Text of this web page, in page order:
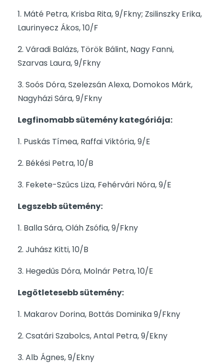
1. Máté Petra, Krisba Rita, 9/Fkny; Zsilinszky Erika,
Laurinyecz Ákos, 10/F
2. Váradi Balázs, Török Bálint, Nagy Fanni,
Szarvas Laura, 9/Fkny
3. Soós Dóra, Szelezsán Alexa, Domokos Márk,
Nagyházi Sára, 9/Fkny
Legfinomabb sütemény kategóriája:
1. Puskás Tímea, Raffai Viktória, 9/E
2. Békési Petra, 10/B
3. Fekete-Szűcs Liza, Fehérvári Nóra, 9/E
Legszebb sütemény:
1. Balla Sára, Oláh Zsófia, 9/Fkny
2. Juhász Kitti, 10/B
3. Hegedűs Dóra, Molnár Petra, 10/E
Legötletesebb sütemény:
1. Makarov Dorina, Bottás Dominika 9/Fkny
2. Csatári Szabolcs, Antal Petra, 9/Ekny
3. Alb Ágnes, 9/Ekny